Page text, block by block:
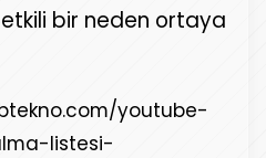
bir neden ortaya
youtube-
listesi-